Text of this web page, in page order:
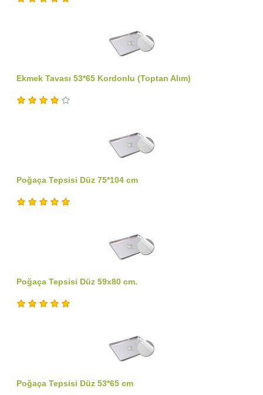
Ekmek Tavası 53*65 Kordonlu (Toptan Alım)
Poğaça Tepsisi Düz 75*104 cm
Poğaça Tepsisi Düz 59x80 cm.
Poğaça Tepsisi Düz 53*65 cm